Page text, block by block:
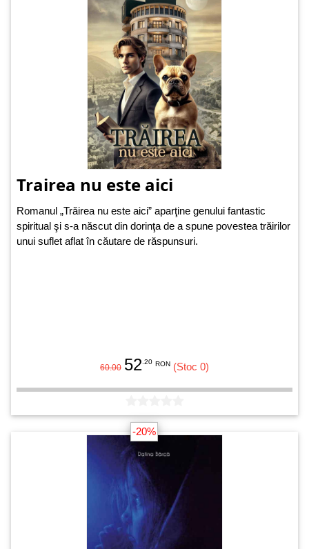
Trairea nu este aici
Romanul „Trăirea nu este aici” aparţine genului fantastic
spiritual şi s-a născut din dorinţa de a spune povestea trăirilor
unui suflet aflat în căutare de răspunsuri.
60.00 52 .20 RON (Stoc 0)
-20%